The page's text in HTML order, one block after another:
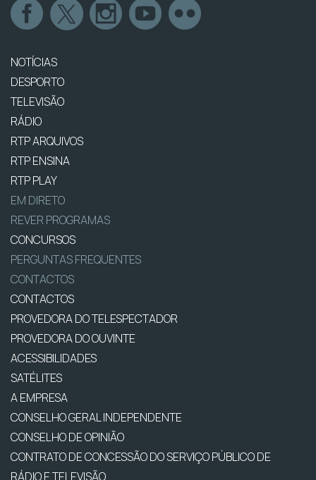
NOTÍCIAS
DESPORTO
TELEVISÃO
RÁDIO
RTP ARQUIVOS
RTP ENSINA
RTP PLAY
EM DIRETO
REVER PROGRAMAS
CONCURSOS
PERGUNTAS FREQUENTES
CONTACTOS
CONTACTOS
PROVEDORA DO TELESPECTADOR
PROVEDORA DO OUVINTE
ACESSIBILIDADES
SATÉLITES
A EMPRESA
CONSELHO GERAL INDEPENDENTE
CONSELHO DE OPINIÃO
CONTRATO DE CONCESSÃO DO SERVIÇO PÚBLICO DE
RÁDIO E TELEVISÃO